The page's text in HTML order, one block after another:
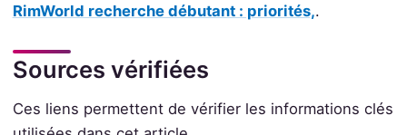
RimWorld recherche débutant : priorités,.
Sources vérifiées
Ces liens permettent de vérifier les informations clés